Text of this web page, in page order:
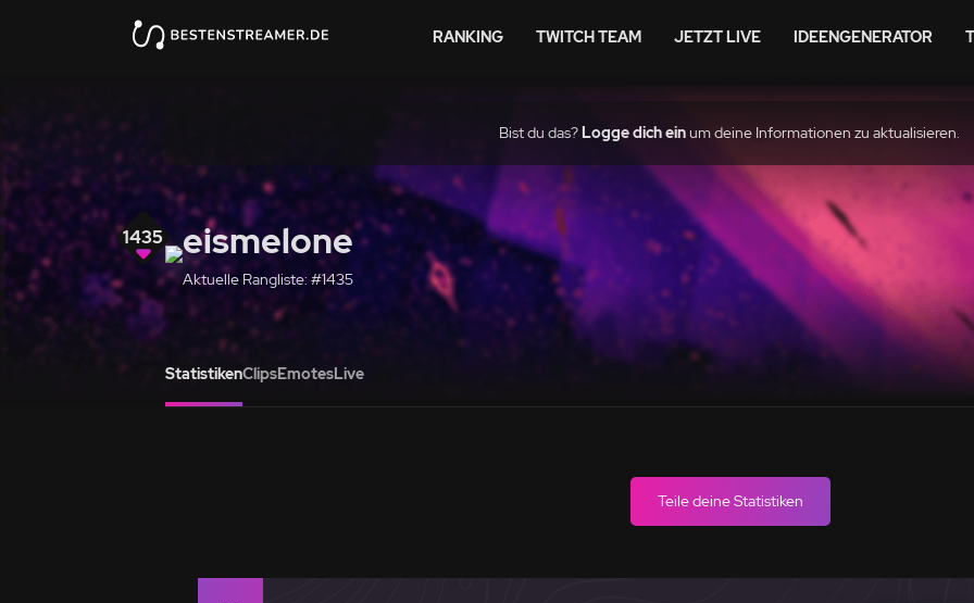
RANKING TWITCH TEAM JETZT LIVE IDEENGENERATOR
Bist du das?Logge dich einum deine Informationen zu aktualisieren.
1435 eismelone
Aktuelle Rangliste: #1435
StatistikenClipsEmotesLive
Teile deine Statistiken